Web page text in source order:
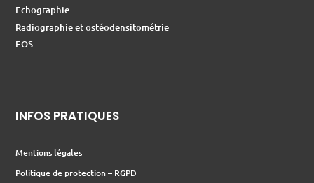
Echographie
Radiographie et ostéodensitométrie
EOS
INFOS PRATIQUES
Mentions légales
Politique de protection – RGPD